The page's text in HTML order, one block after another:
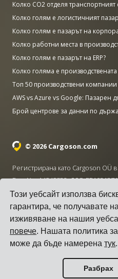
Този уебсайт използва
гарантира, че получавате
изживяване на нашия
повече. Нашата политика
може да бъде намеренатук.
Разбрах
Колко CO2 отделя транспортният
Колко голям е логистичният
Колко голям е пазарът на
Колко работни места в
Колко голям е пазарът на ERP?
Колко голяма е
Топ 50 производствени компании
AWS vs Azure vs Google: Пазарен
Брой центрове за данни по
© 2026 Cargoson.com
Регистрирана като Cargoson OÜ
Рег. No: 14545832. ДДС:
Централа: Pärnu mnt. 141, 11314
+372 5555 0028 ·
Общи условия Политика
за бисквитките